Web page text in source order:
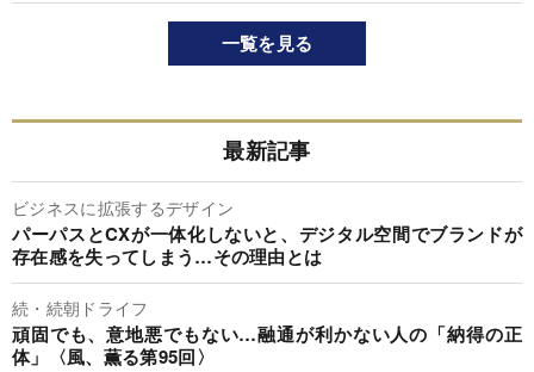
一覧を見る
最新記事
ビジネスに拡張するデザイン
パーパスとCXが一体化しないと、デジタル空間でブランドが
存在感を失ってしまう…その理由とは
続・続朝ドライフ
頑固でも、意地悪でもない…融通が利かない人の「納得の正
体」〈風、薫る第95回〉